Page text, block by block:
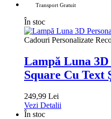
Transport Gratuit
În stoc
Cadouri Personalizate
Lampă Luna
Square Cu Text
249,99 Lei
Vezi Detalii
În stoc